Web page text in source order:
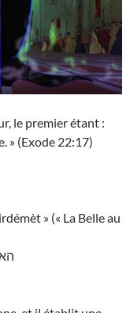
le premier étant :
» (Exode 22:17)
» (« La Belle au